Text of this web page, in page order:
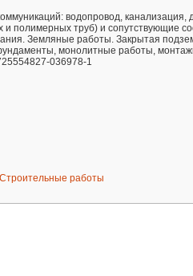
водопровод, канализация,
и полимерных труб) и
Земляные работы. Закрытая
монолитные работы,
036978-1
Строительные работы